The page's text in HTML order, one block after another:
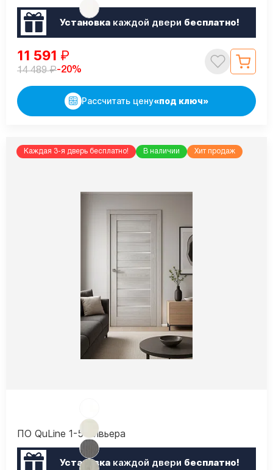
Установкакаждой двери бесплатно!
11 591 ₽
14 489₽-20%
Рассчитать цену«под ключ»
Каждая 3-я дверь бесплатно! В наличии Хит продаж
ПО QuLine 1-5 Ривьера
Установкакаждой двери бесплатно!